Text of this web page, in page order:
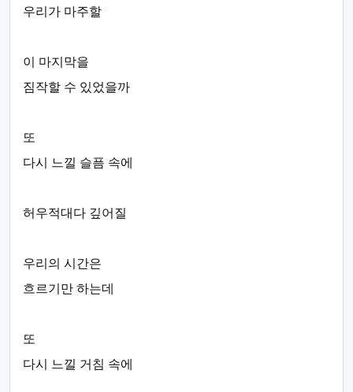
우리가 마주할
이 마지막을
짐작할 수 있었을까
또
다시 느낄 슬픔 속에
허우적대다 깊어질
우리의 시간은
흐르기만 하는데
또
다시 느낄 거침 속에